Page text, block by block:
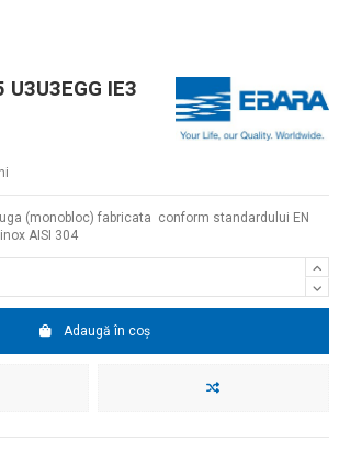
IE3
(monobloc) fabricata conform standardului EN
AISI 304
Adaugă în coș